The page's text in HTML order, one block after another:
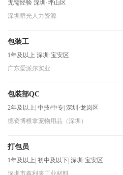
无需经验 深圳·坪山区
深圳群光人力资源
包装工
1年及以上 深圳·宝安区
广东爱派尔实业
包装部QC
2年及以上 中技/中专 深圳·龙岗区
德资博根拿宠物用品（深圳）
打包员
1年及以上 初中及以下 深圳·宝安区
深圳市鑫利来工业材料